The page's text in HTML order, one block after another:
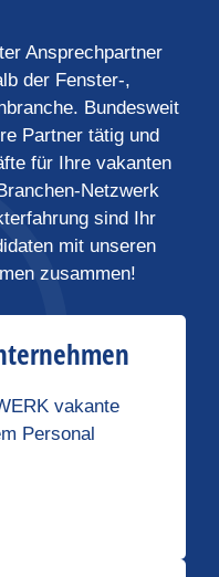
Ansprechpartner
der Fenster-,
Bundesweit
Partner tätig und
für Ihre vakanten
Netzwerk
sind Ihr
mit unseren
zusammen!
vakante
Personal